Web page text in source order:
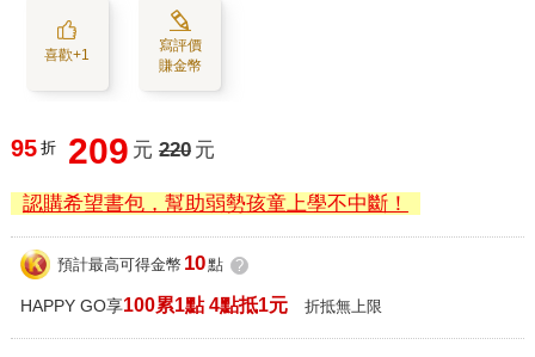
喜歡+1
寫評價
賺金幣
95 折 209 元 220 元
認購希望書包，幫助弱勢孩童上學不中斷！
預計最高可得金幣 10點 ?
HAPPY GO享100累1點 4點抵1元 折抵無上限